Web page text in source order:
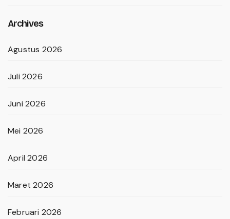
Archives
Agustus 2026
Juli 2026
Juni 2026
Mei 2026
April 2026
Maret 2026
Februari 2026